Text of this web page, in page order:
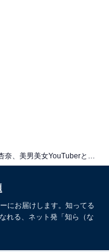
にお届けします。知ってる
れる、ネット発「知ら（な